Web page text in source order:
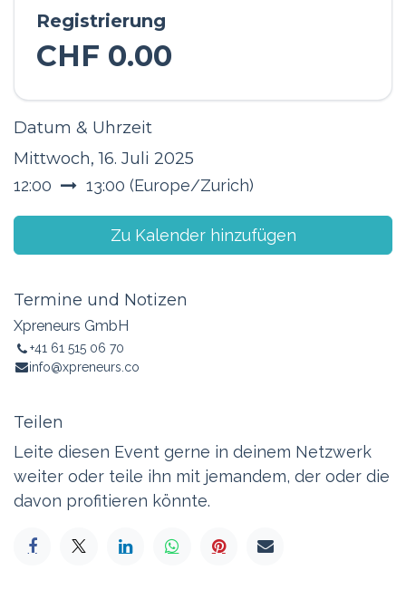
Registrierung
CHF 0.00
Datum & Uhrzeit
Mittwoch, 16. Juli 2025
12:00 13:00 (Europe/Zurich)
Zu Kalender hinzufügen
Termine und Notizen
Xpreneurs GmbH
+41 61 515 06 70
info@xpreneurs.co
Teilen
Leite diesen Event gerne in deinem Netzwerk
weiter oder teile ihn mit jemandem, der oder die
davon profitieren könnte.